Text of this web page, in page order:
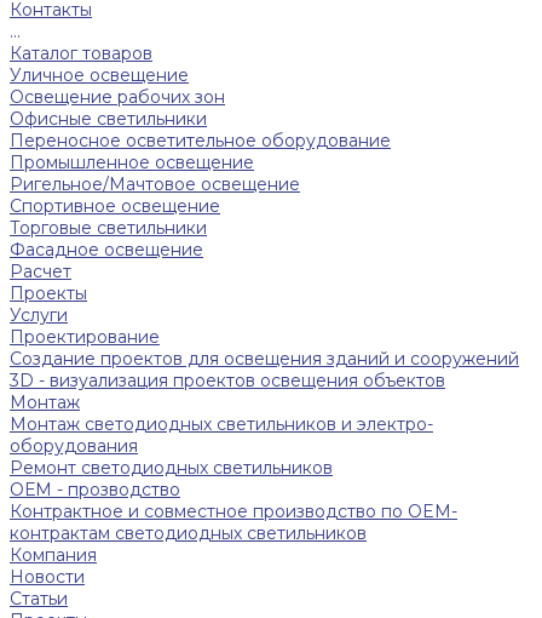
Контакты
...
Каталог товаров
Уличное освещение
Освещение рабочих зон
Офисные светильники
Переносное осветительное оборудование
Промышленное освещение
Ригельное/Мачтовое освещение
Спортивное освещение
Торговые светильники
Фасадное освещение
Расчет
Проекты
Услуги
Проектирование
Создание проектов для освещения зданий и сооружений
3D - визуализация проектов освещения объектов
Монтаж
Монтаж светодиодных светильников и электро-
оборудования
Ремонт светодиодных светильников
ОЕМ - прозводство
Контрактное и совместное производство по OEM-
контрактам светодиодных светильников
Компания
Новости
Статьи